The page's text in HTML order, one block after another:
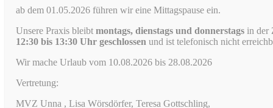
ab dem 01.05.2026 führen wir eine Mittagspause ein.
Unsere Praxis bleibt montags, dienstags und donnerstags in der
12:30 bis 13:30 Uhr geschlossen und ist telefonisch nicht
Wir mache Urlaub vom 10.08.2026 bis 28.08.2026
Vertretung:
MVZ Unna , Lisa Wörsdörfer, Teresa Gottschling,